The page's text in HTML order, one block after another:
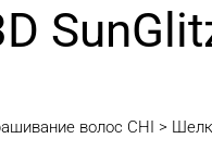
волос CHI >